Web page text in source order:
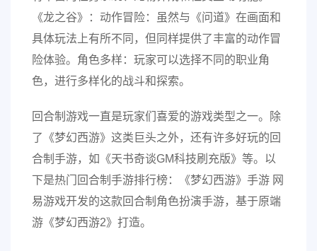
《龙之谷》：动作冒险：虽然与《问道》在画面和
具体玩法上有所不同，但同样提供了丰富的动作冒
险体验。角色多样：玩家可以选择不同的职业角
色，进行多样化的战斗和探索。
回合制游戏一直是玩家们喜爱的游戏类型之一。除
了《梦幻西游》这类巨头之外，还有许多好玩的回
合制手游，如《天书奇谈GM科技刷充版》等。以
下是热门回合制手游排行榜：《梦幻西游》手游 网
易游戏开发的这款回合制角色扮演手游，基于原端
游《梦幻西游2》打造。